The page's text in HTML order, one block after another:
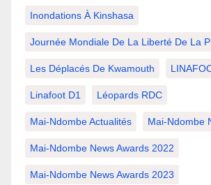
Inondations À Kinshasa
Journée Mondiale De La Liberté De La
Les Déplacés De Kwamouth
Linafoot D1 Léopards RDC
Mai-Ndombe Actualités Mai-Ndombe
Mai-Ndombe News Awards 2022
Mai-Ndombe News Awards 2023